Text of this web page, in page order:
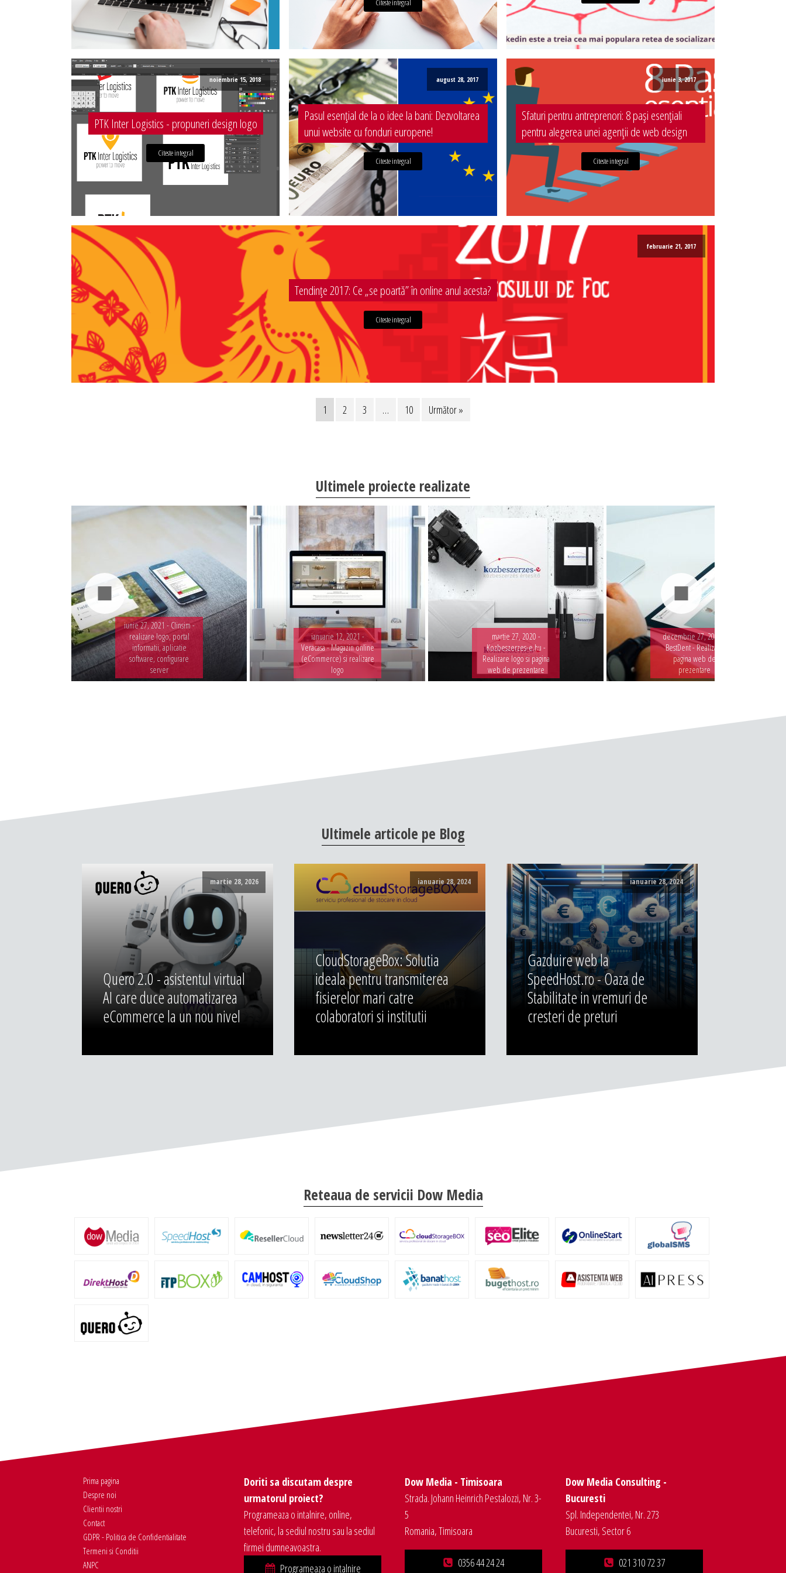
Citeste integral
noiembrie 15, 2018
PTK Inter Logistics - propuneri design logo
Citeste integral
august 28, 2017
Pasul esențial de la o idee la bani: Dezvoltarea
unui website cu fonduri europene!
Citeste integral
iunie 3, 2017
Sfaturi pentru antreprenori: 8 pași esențiali
pentru alegerea unei agenții de web design
Citeste integral
februarie 21, 2017
Tendințe 2017: Ce „se poartă” în online anul acesta?
Citeste integral
1 2 3 … 10 Următor »
Ultimele proiecte realizate
iunie 27, 2021 - Clinsim -
realizare logo, portal
informatii, aplicatie
software, configurare
server
ianuarie 12, 2021 -
Veracasa - Magazin online
(eCommerce) si realizare
logo
martie 27, 2020 -
Kozbeszerzes-e.hu -
Realizare logo si pagina
web de prezentare
decembrie 27, 2019 -
BestDent - Realizare
pagina web de
prezentare
Ultimele articole pe Blog
martie 28, 2026
Quero 2.0 - asistentul virtual
AI care duce automatizarea
eCommerce la un nou nivel
ianuarie 28, 2024
CloudStorageBox: Solutia
ideala pentru transmiterea
fisierelor mari catre
colaboratori si institutii
ianuarie 28, 2024
Gazduire web la
SpeedHost.ro - Oaza de
Stabilitate in vremuri de
cresteri de preturi
Reteaua de servicii Dow Media
Prima pagina
Despre noi
Clientii nostri
Contact
GDPR - Politica de Confidentialitate
Termeni si Conditii
ANPC
Doriti sa discutam despre
urmatorul proiect?
Programeaza o intalnire, online,
telefonic, la sediul nostru sau la sediul
firmei dumneavoastra.
Programeaza o intalnire
Dow Media - Timisoara
Strada. Johann Heinrich Pestalozzi, Nr. 3-
5
Romania, Timisoara
0356 44 24 24
Dow Media Consulting -
Bucuresti
Spl. Independentei, Nr. 273
Bucuresti, Sector 6
021 310 72 37